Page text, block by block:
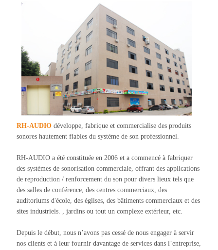
RH-AUDIO développe, fabrique et commercialise des produits
sonores hautement fiables du système de son professionnel.
RH-AUDIO a été constituée en 2006 et a commencé à fabriquer
des systèmes de sonorisation commerciale, offrant des applications
de reproduction / renforcement du son pour divers lieux tels que
des salles de conférence, des centres commerciaux, des
auditoriums d'école, des églises, des bâtiments commerciaux et des
sites industriels. , jardins ou tout un complexe extérieur, etc.
Depuis le début, nous n’avons pas cessé de nous engager à servir
nos clients et à leur fournir davantage de services dans l’entreprise,